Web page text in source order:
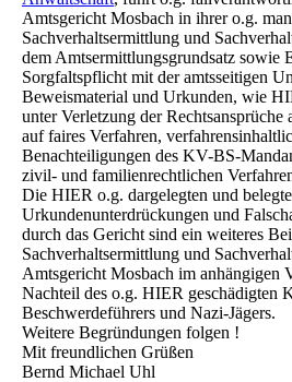
Amtsgericht Mosbach in ihrer o.g.
Sachverhaltsermittlung und
dem Amtsermittlungsgrundsatz sowie
Sorgfaltspflicht mit der amtsseitigen
Beweismaterial und Urkunden, wie
unter Verletzung der Rechtsansprüche
auf faires Verfahren,
Benachteiligungen des KV-BS-
zivil- und familienrechtlichen
Die HIER o.g. dargelegten und
Urkundenunterdrückungen und
durch das Gericht sind ein weiteres
Sachverhaltsermittlung und
Amtsgericht Mosbach im anhängigen
Nachteil des o.g. HIER geschädigten
Beschwerdeführers und Nazi-Jägers.
Weitere Begründungen folgen !
Mit freundlichen Grüßen
Bernd Michael Uhl